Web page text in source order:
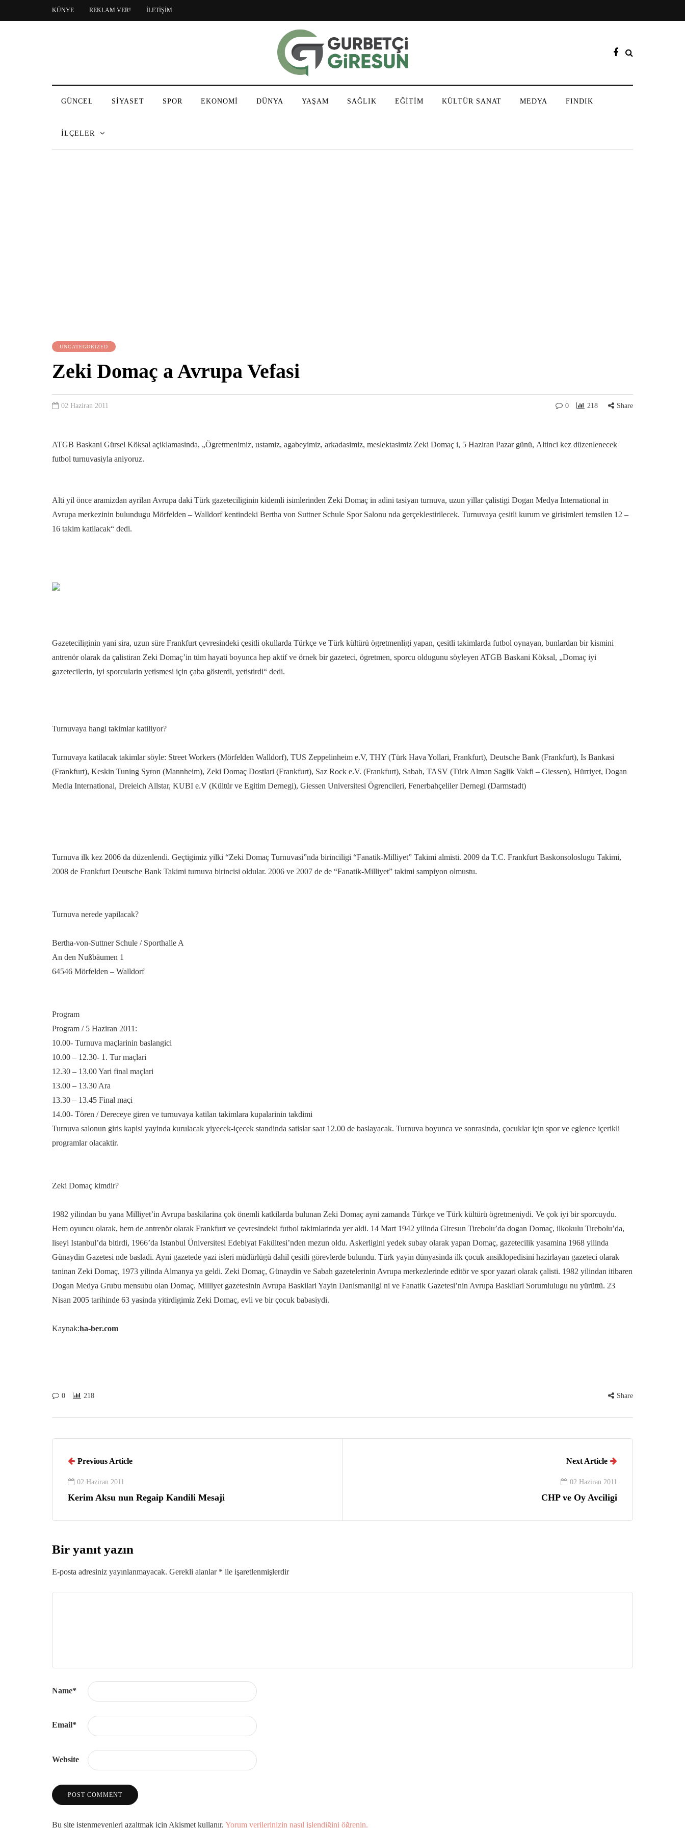
KÜNYE REKLAM VER! İLETİŞİM
GÜNCEL SİYASET SPOR EKONOMİ DÜNYA YAŞAM SAĞLIK EĞİTİM KÜLTÜR SANAT MEDYA FINDIK
İLÇELER
UNCATEGORIZED
Zeki Domaç a Avrupa Vefasi
02 Haziran 2011 0 218 Share
ATGB Baskani Gürsel Köksal açiklamasinda, „Ögretmenimiz, ustamiz, agabeyimiz, arkadasimiz, meslektasimiz Zeki Domaç i, 5 Haziran Pazar günü, Altinci kez düzenlenecek
futbol turnuvasiyla aniyoruz.
Alti yil önce aramizdan ayrilan Avrupa daki Türk gazeteciliginin kidemli isimlerinden Zeki Domaç in adini tasiyan turnuva, uzun yillar çalistigi Dogan Medya International in
Avrupa merkezinin bulundugu Mörfelden – Walldorf kentindeki Bertha von Suttner Schule Spor Salonu nda gerçeklestirilecek. Turnuvaya çesitli kurum ve girisimleri temsilen 12 –
16 takim katilacak“ dedi.
Gazeteciliginin yani sira, uzun süre Frankfurt çevresindeki çesitli okullarda Türkçe ve Türk kültürü ögretmenligi yapan, çesitli takimlarda futbol oynayan, bunlardan bir kismini
antrenör olarak da çalistiran Zeki Domaç’in tüm hayati boyunca hep aktif ve örnek bir gazeteci, ögretmen, sporcu oldugunu söyleyen ATGB Baskani Köksal, „Domaç iyi
gazetecilerin, iyi sporcularin yetismesi için çaba gösterdi, yetistirdi“ dedi.
Turnuvaya hangi takimlar katiliyor?
Turnuvaya katilacak takimlar söyle: Street Workers (Mörfelden Walldorf), TUS Zeppelinheim e.V, THY (Türk Hava Yollari, Frankfurt), Deutsche Bank (Frankfurt), Is Bankasi
(Frankfurt), Keskin Tuning Syron (Mannheim), Zeki Domaç Dostlari (Frankfurt), Saz Rock e.V. (Frankfurt), Sabah, TASV (Türk Alman Saglik Vakfi – Giessen), Hürriyet, Dogan
Media International, Dreieich Allstar, KUBI e.V (Kültür ve Egitim Dernegi), Giessen Universitesi Ögrencileri, Fenerbahçeliler Dernegi (Darmstadt)
Turnuva ilk kez 2006 da düzenlendi. Geçtigimiz yilki “Zeki Domaç Turnuvasi”nda birinciligi “Fanatik-Milliyet” Takimi almisti. 2009 da T.C. Frankfurt Baskonsoloslugu Takimi,
2008 de Frankfurt Deutsche Bank Takimi turnuva birincisi oldular. 2006 ve 2007 de de “Fanatik-Milliyet” takimi sampiyon olmustu.
Turnuva nerede yapilacak?
Bertha-von-Suttner Schule / Sporthalle A
An den Nußbäumen 1
64546 Mörfelden – Walldorf
Program
Program / 5 Haziran 2011:
10.00- Turnuva maçlarinin baslangici
10.00 – 12.30- 1. Tur maçlari
12.30 – 13.00 Yari final maçlari
13.00 – 13.30 Ara
13.30 – 13.45 Final maçi
14.00- Tören / Dereceye giren ve turnuvaya katilan takimlara kupalarinin takdimi
Turnuva salonun giris kapisi yayinda kurulacak yiyecek-içecek standinda satislar saat 12.00 de baslayacak. Turnuva boyunca ve sonrasinda, çocuklar için spor ve eglence içerikli
programlar olacaktir.
Zeki Domaç kimdir?
1982 yilindan bu yana Milliyet’in Avrupa baskilarina çok önemli katkilarda bulunan Zeki Domaç ayni zamanda Türkçe ve Türk kültürü ögretmeniydi. Ve çok iyi bir sporcuydu.
Hem oyuncu olarak, hem de antrenör olarak Frankfurt ve çevresindeki futbol takimlarinda yer aldi. 14 Mart 1942 yilinda Giresun Tirebolu’da dogan Domaç, ilkokulu Tirebolu’da,
liseyi Istanbul’da bitirdi, 1966’da Istanbul Üniversitesi Edebiyat Fakültesi’nden mezun oldu. Askerligini yedek subay olarak yapan Domaç, gazetecilik yasamina 1968 yilinda
Günaydin Gazetesi nde basladi. Ayni gazetede yazi isleri müdürlügü dahil çesitli görevlerde bulundu. Türk yayin dünyasinda ilk çocuk ansiklopedisini hazirlayan gazeteci olarak
taninan Zeki Domaç, 1973 yilinda Almanya ya geldi. Zeki Domaç, Günaydin ve Sabah gazetelerinin Avrupa merkezlerinde editör ve spor yazari olarak çalisti. 1982 yilindan itibaren
Dogan Medya Grubu mensubu olan Domaç, Milliyet gazetesinin Avrupa Baskilari Yayin Danismanligi ni ve Fanatik Gazetesi’nin Avrupa Baskilari Sorumlulugu nu yürüttü. 23
Nisan 2005 tarihinde 63 yasinda yitirdigimiz Zeki Domaç, evli ve bir çocuk babasiydi.
Kaynak:ha-ber.com
0 218 Share
Previous Article
02 Haziran 2011
Kerim Aksu nun Regaip Kandili Mesaji
Next Article
02 Haziran 2011
CHP ve Oy Avciligi
Bir yanıt yazın
E-posta adresiniz yayınlanmayacak. Gerekli alanlar * ile işaretlenmişlerdir
Name*
Email*
Website
Bu site istenmeyenleri azaltmak için Akismet kullanır. Yorum verilerinizin nasıl işlendiğini öğrenin.